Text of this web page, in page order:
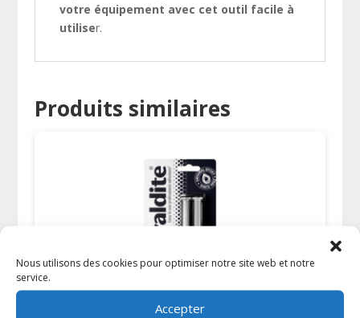
Nous utilisons des cookies pour optimiser notre site web et notre
service.
Accepter
votre équipement avec cet outil facile à
utiliser.
Produits similaires